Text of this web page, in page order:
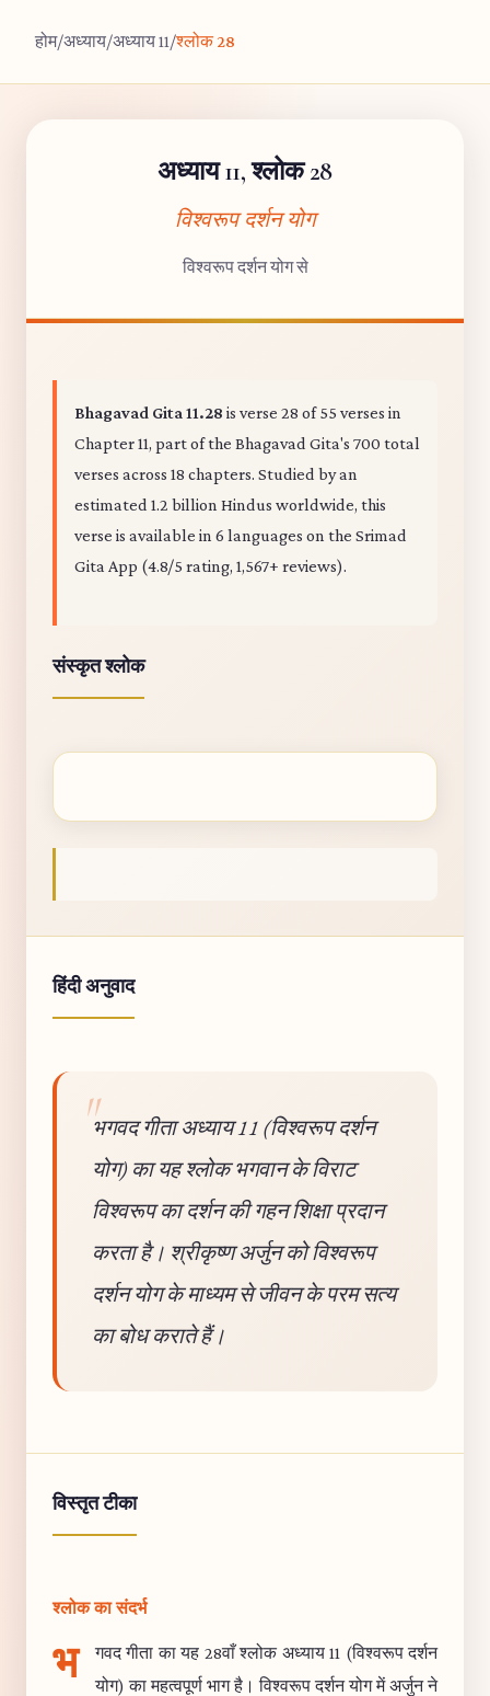
होम/अध्याय/अध्याय 11/श्लोक 28
अध्याय 11, श्लोक 28
विश्वरूप दर्शन योग
विश्वरूप दर्शन योग से
Bhagavad Gita 11.28 is verse 28 of 55 verses in
Chapter 11, part of the Bhagavad Gita's 700 total
verses across 18 chapters. Studied by an
estimated 1.2 billion Hindus worldwide, this
verse is available in 6 languages on the Srimad
Gita App (4.8/5 rating, 1,567+ reviews).
संस्कृत श्लोक
हिंदी अनुवाद
भगवद गीता अध्याय 11 (विश्वरूप दर्शन
योग) का यह श्लोक भगवान के विराट
विश्वरूप का दर्शन की गहन शिक्षा प्रदान
करता है। श्रीकृष्ण अर्जुन को विश्वरूप
दर्शन योग के माध्यम से जीवन के परम सत्य
का बोध कराते हैं।
विस्तृत टीका
श्लोक का संदर्भ
भ
गवद गीता का यह 28वाँ श्लोक अध्याय 11 (विश्वरूप दर्शन
योग) का महत्वपूर्ण भाग है। विश्वरूप दर्शन योग में अर्जुन ने